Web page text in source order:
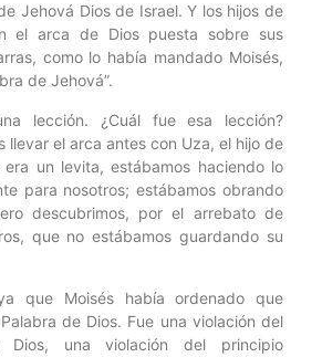
Jehová Dios de Israel. Y los hijos de
el arca de Dios puesta sobre sus
como lo había mandado Moisés,
de Jehová”.
lección. ¿Cuál fue esa lección?
llevar el arca antes con Uza, el hijo de
un levita, estábamos haciendo lo
para nosotros; estábamos obrando
descubrimos, por el arrebato de
que no estábamos guardando su
que Moisés había ordenado que
de Dios. Fue una violación del
Dios, una violación del principio